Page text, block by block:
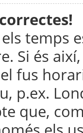
temps
Si és
fus
p.ex.
que,